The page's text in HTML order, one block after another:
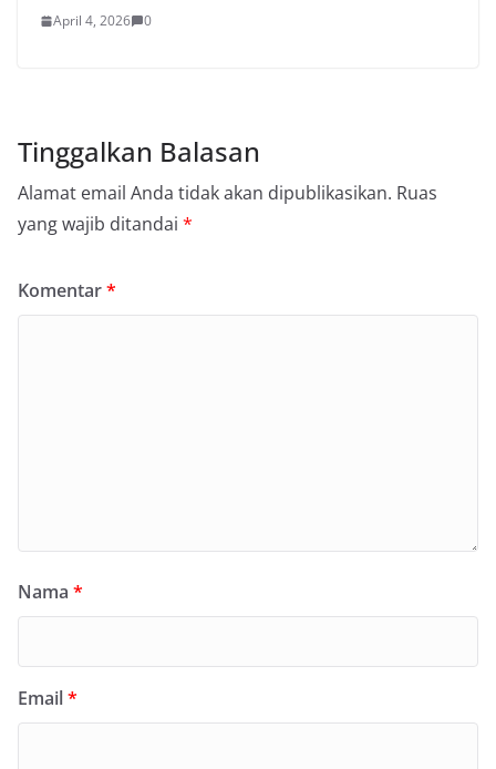
April 4, 2026 0
Tinggalkan Balasan
Alamat email Anda tidak akan dipublikasikan. Ruas
yang wajib ditandai *
Komentar*
Nama *
Email*